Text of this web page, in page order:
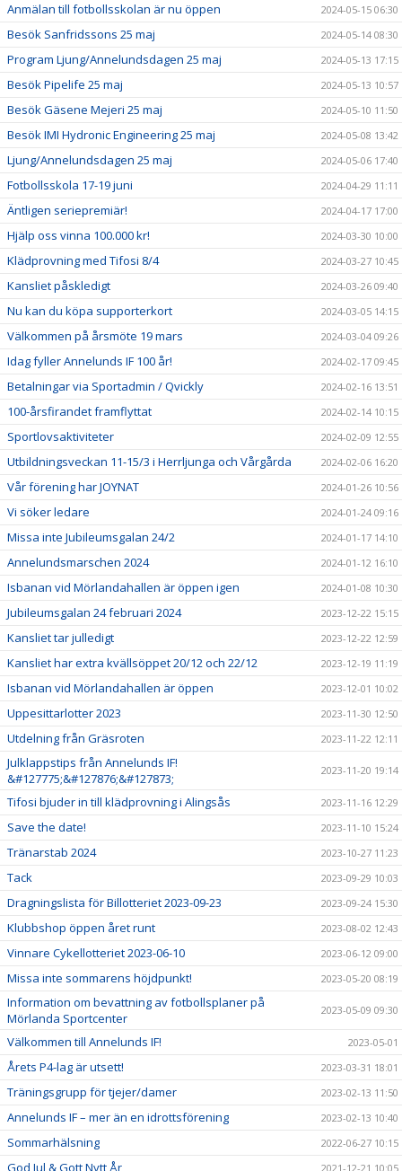
Anmälan till fotbollsskolan är nu öppen 2024-05-15 06:30
Besök Sanfridssons 25 maj 2024-05-14 08:30
Program Ljung/Annelundsdagen 25 maj 2024-05-13 17:15
Besök Pipelife 25 maj 2024-05-13 10:57
Besök Gäsene Mejeri 25 maj 2024-05-10 11:50
Besök IMI Hydronic Engineering 25 maj 2024-05-08 13:42
Ljung/Annelundsdagen 25 maj 2024-05-06 17:40
Fotbollsskola 17-19 juni 2024-04-29 11:11
Äntligen seriepremiär! 2024-04-17 17:00
Hjälp oss vinna 100.000 kr! 2024-03-30 10:00
Klädprovning med Tifosi 8/4 2024-03-27 10:45
Kansliet påskledigt 2024-03-26 09:40
Nu kan du köpa supporterkort 2024-03-05 14:15
Välkommen på årsmöte 19 mars 2024-03-04 09:26
Idag fyller Annelunds IF 100 år! 2024-02-17 09:45
Betalningar via Sportadmin / Qvickly 2024-02-16 13:51
100-årsfirandet framflyttat 2024-02-14 10:15
Sportlovsaktiviteter 2024-02-09 12:55
Utbildningsveckan 11-15/3 i Herrljunga och Vårgårda 2024-02-06 16:20
Vår förening har JOYNAT 2024-01-26 10:56
Vi söker ledare 2024-01-24 09:16
Missa inte Jubileumsgalan 24/2 2024-01-17 14:10
Annelundsmarschen 2024 2024-01-12 16:10
Isbanan vid Mörlandahallen är öppen igen 2024-01-08 10:30
Jubileumsgalan 24 februari 2024 2023-12-22 15:15
Kansliet tar julledigt 2023-12-22 12:59
Kansliet har extra kvällsöppet 20/12 och 22/12 2023-12-19 11:19
Isbanan vid Mörlandahallen är öppen 2023-12-01 10:02
Uppesittarlotter 2023 2023-11-30 12:50
Utdelning från Gräsroten 2023-11-22 12:11
Julklappstips från Annelunds IF!
&#127775;&#127876;&#127873;
2023-11-20 19:14
Tifosi bjuder in till klädprovning i Alingsås 2023-11-16 12:29
Save the date! 2023-11-10 15:24
Tränarstab 2024 2023-10-27 11:23
Tack 2023-09-29 10:03
Dragningslista för Billotteriet 2023-09-23 2023-09-24 15:30
Klubbshop öppen året runt 2023-08-02 12:43
Vinnare Cykellotteriet 2023-06-10 2023-06-12 09:00
Missa inte sommarens höjdpunkt! 2023-05-20 08:19
Information om bevattning av fotbollsplaner på
Mörlanda Sportcenter
2023-05-09 09:30
Välkommen till Annelunds IF! 2023-05-01
Årets P4-lag är utsett! 2023-03-31 18:01
Träningsgrupp för tjejer/damer 2023-02-13 11:50
Annelunds IF – mer än en idrottsförening 2023-02-13 10:40
Sommarhälsning 2022-06-27 10:15
God Jul & Gott Nytt År 2021-12-21 10:05